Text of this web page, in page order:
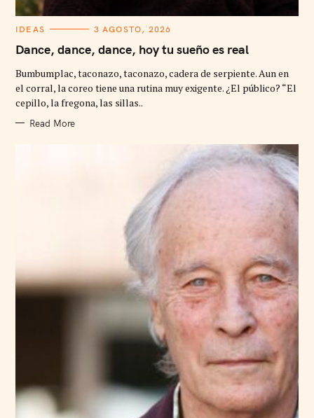
C
T
E
O
R
I
E
IDEAS 3 AGOSTO, 2026
Dance, dance, dance, hoy tu sueño es real
Bumbumplac, taconazo, taconazo, cadera de serpiente. Aun en
el corral, la coreo tiene una rutina muy exigente. ¿El público? “El
cepillo, la fregona, las sillas..
Read More